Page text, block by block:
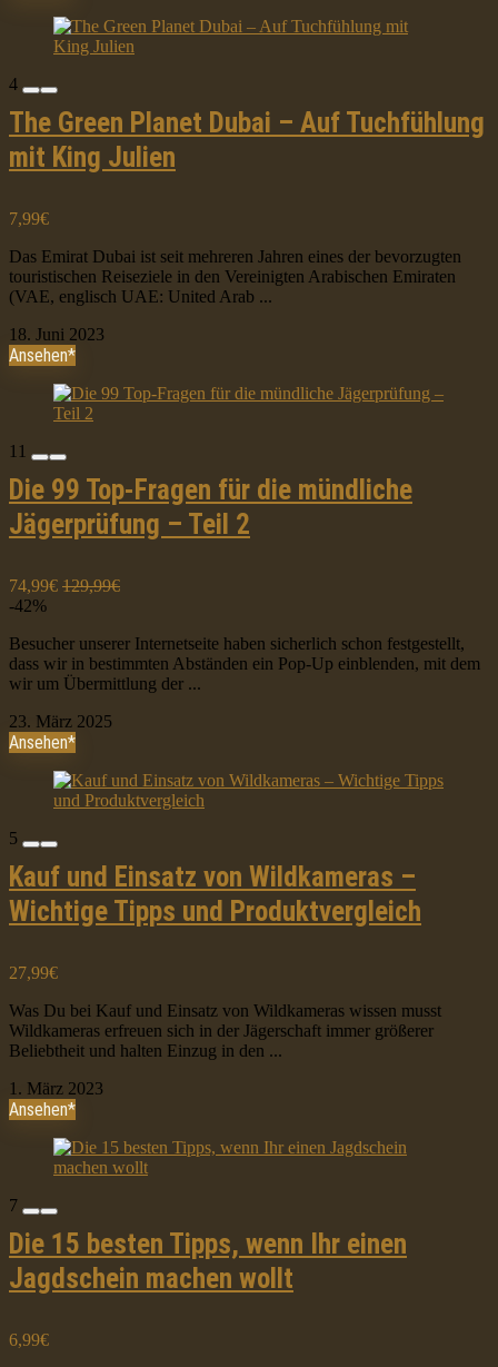
4
The Green Planet Dubai – Auf Tuchfühlung
mit King Julien
7,99€
Das Emirat Dubai ist seit mehreren Jahren eines der bevorzugten
touristischen Reiseziele in den Vereinigten Arabischen Emiraten
(VAE, englisch UAE: United Arab ...
18. Juni 2023
Ansehen*
11
Die 99 Top-Fragen für die mündliche
Jägerprüfung – Teil 2
74,99€ 129,99€
-42%
Besucher unserer Internetseite haben sicherlich schon festgestellt,
dass wir in bestimmten Abständen ein Pop-Up einblenden, mit dem
wir um Übermittlung der ...
23. März 2025
Ansehen*
5
Kauf und Einsatz von Wildkameras –
Wichtige Tipps und Produktvergleich
27,99€
Was Du bei Kauf und Einsatz von Wildkameras wissen musst
Wildkameras erfreuen sich in der Jägerschaft immer größerer
Beliebtheit und halten Einzug in den ...
1. März 2023
Ansehen*
7
Die 15 besten Tipps, wenn Ihr einen
Jagdschein machen wollt
6,99€